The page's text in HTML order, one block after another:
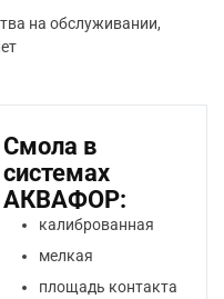
на обслуживании,
Смола в
системах
АКВАФОР:
калиброванная
мелкая
площадь контакта